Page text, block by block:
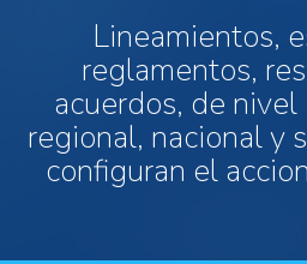
Lineamientos,
reglamentos,
acuerdos, de
regional, nacional y
configuran el